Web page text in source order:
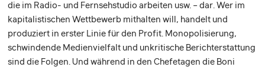
die im Radio- und Fernsehstudio arbeiten usw. – dar. Wer im
kapitalistischen Wettbewerb mithalten will, handelt und
produziert in erster Linie für den Profit. Monopolisierung,
schwindende Medienvielfalt und unkritische Berichterstattung
sind die Folgen. Und während in den Chefetagen die Boni